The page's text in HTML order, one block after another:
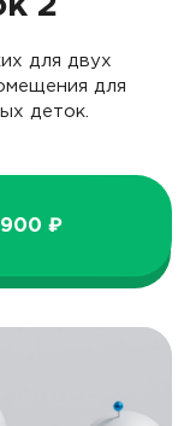
2
для двух
для
деток.
₽